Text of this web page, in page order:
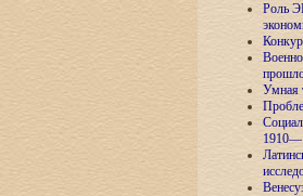
Роль
Умная